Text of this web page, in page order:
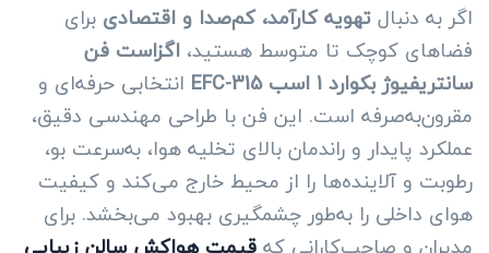
اگر به دنبالتهویه کارآمد، کم‌صدا و اقتصادی برای
فضاهای کوچک تا متوسط هستید، اگزاست فن
سانتریفیوژ بکوارد 1 اسب EFC-315
انتخابی حرفه‌ای و
مقرون‌به‌صرفه است. این فن با طراحی مهندسی دقیق،
عملکرد پایدار و راندمان بالای تخلیه هوا، به‌سرعت بو،
رطوبت و آلاینده‌ها را از محیط خارج می‌کند و کیفیت
هوای داخلی را به‌طور چشمگیری بهبود می‌بخشد. برای